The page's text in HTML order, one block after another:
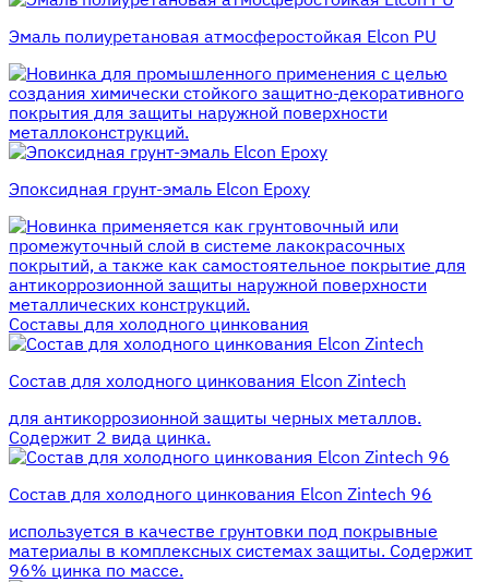
Эмаль полиуретановая атмосферостойкая Elcon PU
для промышленного применения с целью
создания химически стойкого защитно-декоративного
покрытия для защиты наружной поверхности
металлоконструкций.
Эпоксидная грунт-эмаль Elcon Epoxy
применяется как грунтовочный или
промежуточный слой в системе лакокрасочных
покрытий, а также как самостоятельное покрытие для
антикоррозионной защиты наружной поверхности
металлических конструкций.
Составы для холодного цинкования
Состав для холодного цинкования Elcon Zintech
для антикоррозионной защиты черных металлов.
Содержит 2 вида цинка.
Состав для холодного цинкования Elcon Zintech 96
используется в качестве грунтовки под покрывные
материалы в комплексных системах защиты. Cодержит
96% цинка по массе.